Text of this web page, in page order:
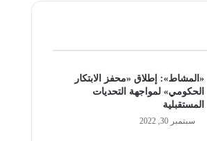
«المشاط»: إطلاق «محفز الابتكار
الحكومي» لمواجهة التحديات
المستقبلية
سبتمبر 30, 2022